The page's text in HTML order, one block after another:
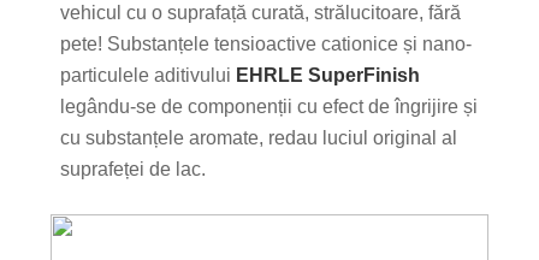
vehicul cu o suprafață curată, strălucitoare, fără
pete! Substanțele tensioactive cationice și nano-
particulele aditivului EHRLE SuperFinish
legându-se de componenții cu efect de îngrijire și
cu substanțele aromate, redau luciul original al
suprafeței de lac.